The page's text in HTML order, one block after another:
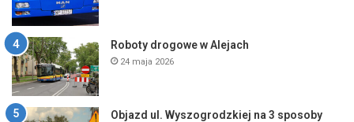
Roboty drogowe w Alejach
24 maja 2026
Objazd ul. Wyszogrodzkiej na 3 sposoby